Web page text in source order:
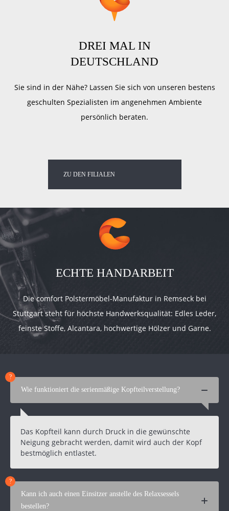
DREI MAL IN
DEUTSCHLAND
Sie sind in der Nähe? Lassen Sie sich von unseren bestens
geschulten Spezialisten im angenehmen Ambiente
persönlich beraten.
ZU DEN FILIALEN
ECHTE HANDARBEIT
Die comfort Polstermöbel-Manufaktur in Remseck bei
Stuttgart steht für höchste Handwerksqualität: Edles Leder,
feinste Stoffe, Alcantara, hochwertige Hölzer und Garne.
Wie funktioniert die serienmäßige Kopfteilverstellung?
Das Kopfteil kann durch Druck in die gewünschte
Neigung gebracht werden, damit wird auch der Kopf
bestmöglich entlastet.
Kann ich auch einen Einsitzer anstelle des Relaxsessels
bestellen?